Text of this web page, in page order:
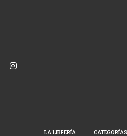
LA LIBRERÍA CATEGORÍAS